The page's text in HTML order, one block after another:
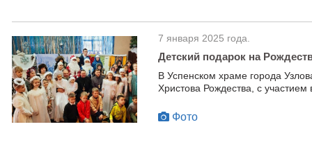
7 января 2025 года.
Детский подарок на
В Успенском храме города
Христова Рождества, с
Фото